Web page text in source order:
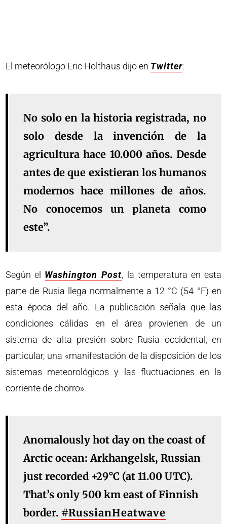
El meteorólogo Eric Holthaus dijo en Twitter:
No solo en la historia registrada, no
solo desde la invención de la
agricultura hace 10.000 años. Desde
antes de que existieran los humanos
modernos hace millones de años.
No conocemos un planeta como
este”.
Según el Washington Post, la temperatura en esta
parte de Rusia llega normalmente a 12 °C (54 °F) en
esta época del año. La publicación señala que las
condiciones cálidas en el área provienen de un
sistema de alta presión sobre Rusia occidental, en
particular, una «manifestación de la disposición de los
sistemas meteorológicos y las fluctuaciones en la
corriente de chorro».
Anomalously hot day on the coast of
Arctic ocean: Arkhangelsk, Russian
just recorded +29°C (at 11.00 UTC).
That’s only 500 km east of Finnish
border. #RussianHeatwave